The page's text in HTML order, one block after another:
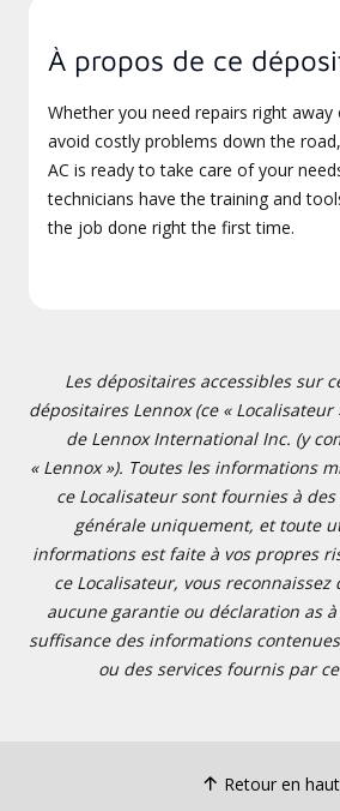
À propos de ce
Whether you need repairs right
avoid costly problems down the
AC is ready to take care of your
technicians have the training and
the job done right the first time.
Les dépositaires accessibles sur
dépositaires Lennox (ce «
de Lennox International Inc. (y
« Lennox »). Toutes les informations
ce Localisateur sont fournies à
générale uniquement, et toute
informations est faite à vos propres
ce Localisateur, vous reconnaissez
aucune garantie ou déclaration as à
suffisance des informations
ou des services fournis par
Retour en haut